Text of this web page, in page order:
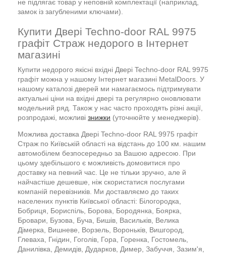
не підлягає товар у неповній комплектації (наприклад,
замок із загубленими ключами).
Купити Двері Techno-door RAL 9975
графіт Страж недорого в Інтернет
магазині
Купити недорого якісні вхідні Двері Techno-door RAL 9975
графіт можна у нашому Інтернет магазині MetalDoors. У
нашому каталозі дверей ми намагаємось підтримувати
актуальні ціни на вхідні двері та регулярно оновлювати
модельний ряд. Також у нас часто проходять різні акції,
розпродажі, можливі знижки (уточнюйте у менеджерів).
Можлива доставка Двері Techno-door RAL 9975 графіт
Страж по Київській області на відстань до 100 км. нашим
автомобілем безпосередньо за Вашою адресою. При
цьому здебільшого є можливість домовитися про
доставку на певний час. Це не тільки зручно, але й
найчастіше дешевше, ніж скористатися послугами
компаній перевізників. Ми доставляємо до таких
населених пунктів Київської області: Білогородка,
Бобриця, Бориспіль, Борова, Бородянка, Боярка,
Бровари, Бузова, Буча, Бишів, Васильків, Велика
Дімерка, Вишневе, Ворзель, Вороньків, Вишгород,
Глеваха, Гнідин, Гоголів, Гора, Горенка, Гостомель,
Данилівка, Демидів, Дударков, Димер, Забуччя, Зазим'я,